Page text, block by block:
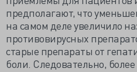
предполагают, что
на самом деле увеличило
противовирусных
старые препараты от
боли. Следовательно,